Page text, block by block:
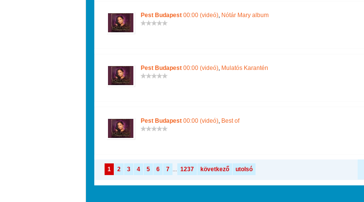
Pest Budapest 00:00 (videó), Nótár Mary album
Pest Budapest 00:00 (videó), Mulatós Karantén
Pest Budapest 00:00 (videó), Best of
1 2 3 4 5 6 7 ... 1237 következő utolsó